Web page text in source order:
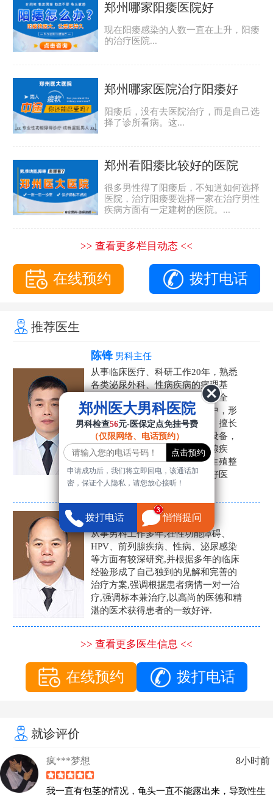
郑州哪家阳痿医院好
现在阳痿感染的人数一直在上升，阳痿
的治疗医院...
郑州哪家医院治疗阳痿好
阳痿后，没有去医院治疗，而是自己选
择了诊所看病。这...
郑州看阳痿比较好的医院
很多男性得了阳痿后，不知道如何选择
医院，治疗阳痿要选择一家在治疗男性
疾病方面有一定建树的医院。...
>> 查看更多栏目动态 <<
在线预约 拨打电话
推荐医生
陈锋 男科主任
从事临床医疗、科研工作20年，熟悉
各类泌尿外科、性病疾病的病理基
础，诊断治疗和临床操作，技术全
面。在男科疾病的诊断和诊疗中，形
成了一套独具特色的诊疗方案。擅长
运用国内外先进的医学技术和设备，
科学诊疗各类阳痿早泄、前列腺疾
病、射精障碍、性病、HPV、生殖整
形等疾病，是患者非常信赖的好医
生。
张营富
男科主任
从事男科工作多年,在性功能障碍、
HPV、前列腺疾病、性病、泌尿感染
等方面有较深研究,并根据多年的临床
经验形成了自己独到的见解和完善的
治疗方案,强调根据患者病情一对一治
疗,强调标本兼治疗,以高尚的医德和精
湛的医术获得患者的一致好评.
>> 查看更多医生信息 <<
在线预约 拨打电话
就诊评价
疯***梦想 8小时前
我一直有包茎的情况，龟头一直不能露出来，导致性生
郑州医大男科医院
男科检查56元-医保定点免挂号费
（仅限网络、电话预约）
申请成功后，我们将立即回电，该通话加
密，保证个人隐私，请您放心接听！
拨打电话 悄悄提问